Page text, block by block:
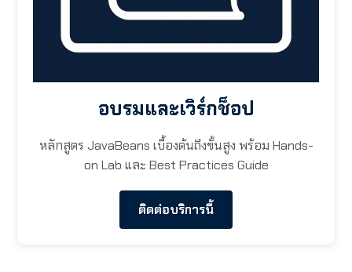
อบรมและเวิร์กช็อป
หลักสูตร JavaBeans เบื้องต้นถึงขั้นสูง พร้อม Hands-
on Lab และ Best Practices Guide
ติดต่อบริการนี้